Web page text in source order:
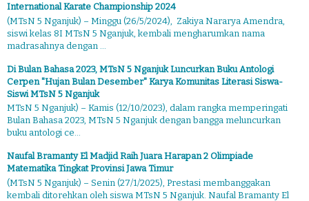
International Karate Championship 2024
(MTsN 5 Nganjuk) – Minggu (26/5/2024), Zakiya Nararya Amendra,
siswi kelas 8I MTsN 5 Nganjuk, kembali mengharumkan nama
madrasahnya dengan ...
Di Bulan Bahasa 2023, MTsN 5 Nganjuk Luncurkan Buku Antologi
Cerpen "Hujan Bulan Desember" Karya Komunitas Literasi Siswa-
Siswi MTsN 5 Nganjuk
MTsN 5 Nganjuk) – Kamis (12/10/2023), dalam rangka memperingati
Bulan Bahasa 2023, MTsN 5 Nganjuk dengan bangga meluncurkan
buku antologi ce...
Naufal Bramanty El Madjid Raih Juara Harapan 2 Olimpiade
Matematika Tingkat Provinsi Jawa Timur
(MTsN 5 Nganjuk) – Senin (27/1/2025), Prestasi membanggakan
kembali ditorehkan oleh siswa MTsN 5 Nganjuk. Naufal Bramanty El